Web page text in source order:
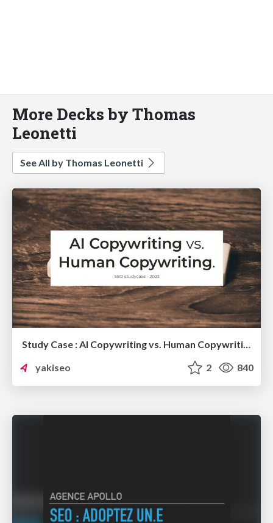
More Decks by Thomas
Leonetti
See All by Thomas Leonetti
Study Case : AI Copywriting vs. Human Copywriting
yakiseo
2 840